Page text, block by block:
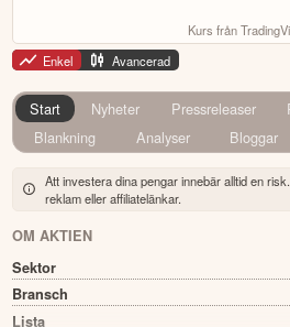
Kurs från
Enkel
Avancerad
Start Nyheter Pressreleaser
Blankning
Analyser Bloggar
Att investera dina pengar innebär alltid en
reklam eller affiliatelänkar.
OM AKTIEN
Sektor
Bransch
Lista